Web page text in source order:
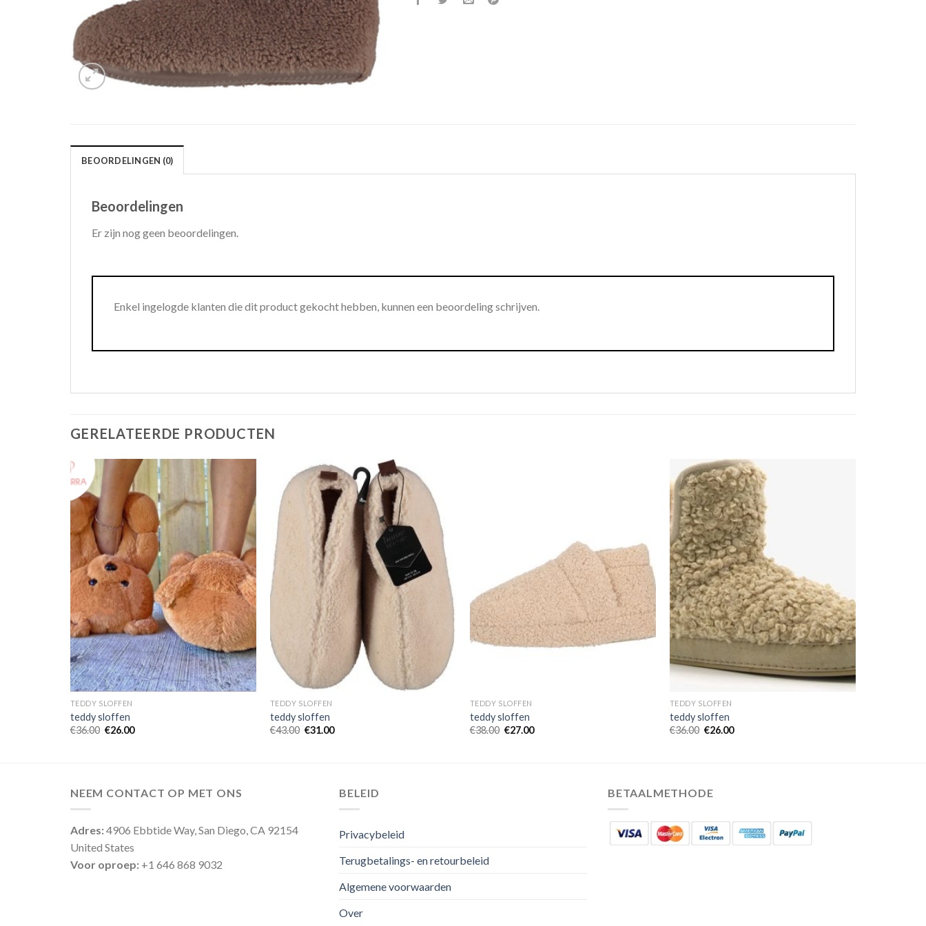
BEOORDELINGEN (0)
Beoordelingen
Er zijn nog geen beoordelingen.
Enkel ingelogde klanten die dit product gekocht hebben, kunnen een beoordeling schrijven.
GERELATEERDE PRODUCTEN
TEDDY SLOFFEN
teddy sloffen
€36.00 €26.00
TEDDY SLOFFEN
teddy sloffen
€43.00 €31.00
TEDDY SLOFFEN
teddy sloffen
€38.00 €27.00
TEDDY SLOFFEN
teddy sloffen
€36.00 €26.00
NEEM CONTACT OP MET ONS
Adres:4906 Ebbtide Way, San Diego, CA 92154
United States
Voor oproep: +1 646 868 9032
BELEID
Privacybeleid
Terugbetalings- en retourbeleid
Algemene voorwaarden
Over
BETAALMETHODE